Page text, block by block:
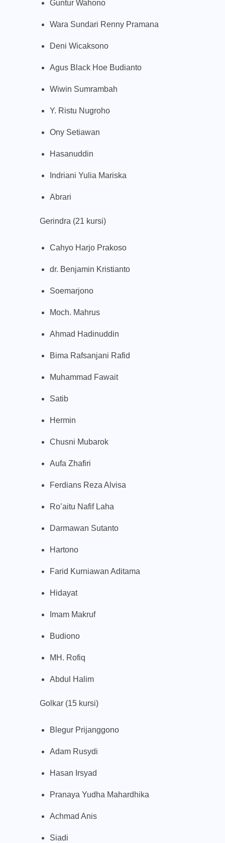
Guntur Wahono
Wara Sundari Renny Pramana
Deni Wicaksono
Agus Black Hoe Budianto
Wiwin Sumrambah
Y. Ristu Nugroho
Ony Setiawan
Hasanuddin
Indriani Yulia Mariska
Abrari
Gerindra (21 kursi)
Cahyo Harjo Prakoso
dr. Benjamin Kristianto
Soemarjono
Moch. Mahrus
Ahmad Hadinuddin
Bima Rafsanjani Rafid
Muhammad Fawait
Satib
Hermin
Chusni Mubarok
Aufa Zhafiri
Ferdians Reza Alvisa
Ro’aitu Nafif Laha
Darmawan Sutanto
Hartono
Farid Kurniawan Aditama
Hidayat
Imam Makruf
Budiono
MH. Rofiq
Abdul Halim
Golkar (15 kursi)
Blegur Prijanggono
Adam Rusydi
Hasan Irsyad
Pranaya Yudha Mahardhika
Achmad Anis
Siadi